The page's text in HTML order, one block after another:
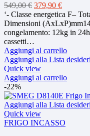
549,00€ Il
prezzo
originale
era:
379,90 €Il
prezzo
attuale
è:
‘- Classe energetica F–
Dimensioni
congelamento: 12kg in
cassetti…
Aggiungi al carrello
Aggiungi alla Lista desideri
Quick view
Aggiungi al carrello
-22%
Aggiungi alla Lista desideri
Quick view
FRIGO INCASSO